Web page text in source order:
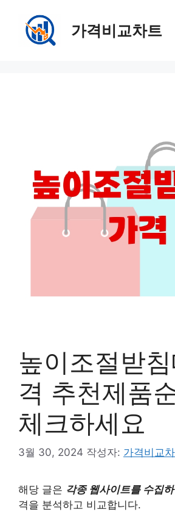
가격비교차트
높이조절받
격 추천제품
체크하세요
3월 30, 2024 작성자: 가격비교
해당 글은 각종 웹사이트를 수집
격을 분석하고 비교합니다.